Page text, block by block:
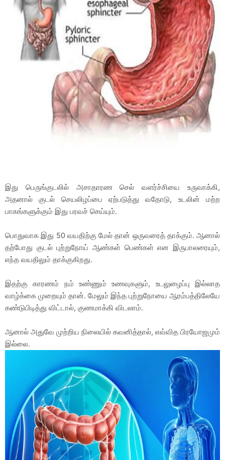
இது பெருங்குடலில் அசாதாரண செல் வளர்ச்சியை உருவாக்கி,
அதனால் குடல் செயலிழப்பை ஏற்படுத்து வதோடு, உடலின் மற்ற
பாகங்களுக்கும் இது பரவச் செய்யும்.
பொதுவாக இது 50 வயதிற்கு மேல் தான் ஒருவரைத் தாக்கும். ஆனால்
தற்போது குடல் புற்றுநோய் ஆண்கள் பெண்கள் என இருபாலரையும்,
எந்த வயதிலும் தாக்குகிறது.
இதற்கு காரணம் நம் உண்ணும் உணவுகளும், உடலுழைப்பு இல்லாத
வாழ்க்கை முறையும் தான். மேலும் இந்த புற்றுநோயை ஆரம்பத்திலேயே
கண்டுபிடித்து விட்டால், குணமாக்கி விடலாம்.
ஆனால் அதுவே முற்றிய நிலையில் கவனித்தால், எவ்வித பிரயோஜமும்
இல்லை.